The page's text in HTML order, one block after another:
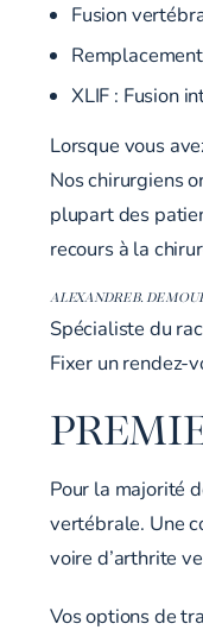
Fusion
XLIF : Fusion
Lorsque vous
Nos chirurgiens
plupart des
recours à la
ALEXANDRE B. DE
Spécialiste du
Fixer un rendez-
Pour la majorité
vertébrale. Une
voire d’arthrite
Vos options de